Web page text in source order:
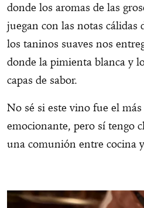
donde los aromas de las
juegan con las notas cálidas
los taninos suaves nos
donde la pimienta blanca y
capas de sabor.
No sé si este vino fue el
emocionante, pero sí tengo
una comunión entre cocina